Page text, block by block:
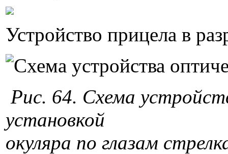
Устройство прицела в
Рис. 64. Схема
установкой
окуляра по глазам